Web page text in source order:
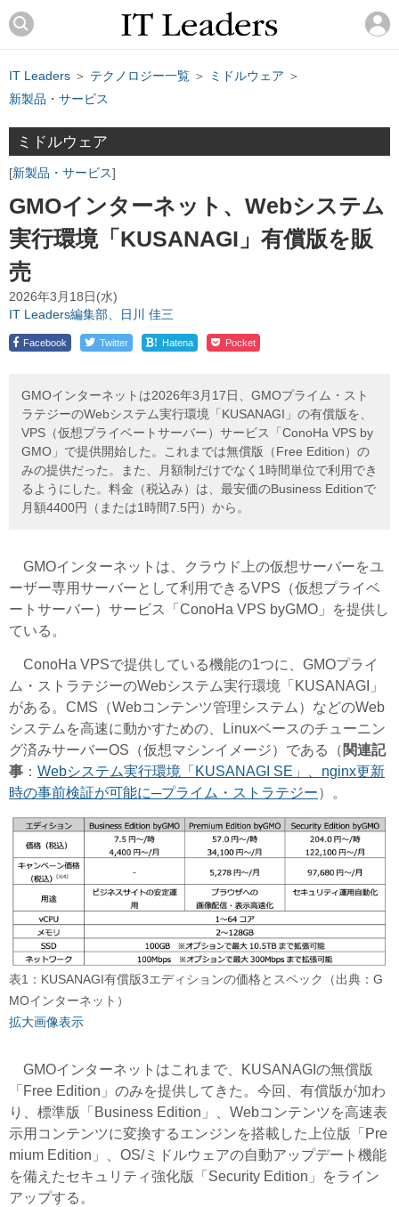
IT Leaders ＞ テクノロジー一覧 ＞ ミドルウェア ＞
新製品・サービス
ミドルウェア
新製品・サービス
GMOインターネット、Webシステム
実行環境「KUSANAGI」有償版を販
売
2026年3月18日(水)
IT Leaders編集部、日川 佳三
Facebook Twitter ! Hatena Pocket
GMOインターネットは2026年3月17日、GMOプライム・スト
ラテジーのWebシステム実行環境「KUSANAGI」の有償版を、
VPS（仮想プライベートサーバー）サービス「ConoHa VPS by
GMO」で提供開始した。これまでは無償版（Free Edition）の
みの提供だった。また、月額制だけでなく1時間単位で利用でき
るようにした。料金（税込み）は、最安価のBusiness Editionで
月額4400円（または1時間7.5円）から。
GMOインターネットは、クラウド上の仮想サーバーをユ
ーザー専用サーバーとして利用できるVPS（仮想プライベ
ートサーバー）サービス「ConoHa VPS byGMO」を提供し
ている。
ConoHa VPSで提供している機能の1つに、GMOプライ
ム・ストラテジーのWebシステム実行環境「KUSANAGI」
がある。CMS（Webコンテンツ管理システム）などのWeb
システムを高速に動かすための、Linuxベースのチューニン
グ済みサーバーOS（仮想マシンイメージ）である（ 関連記
事 ： Webシステム実行環境「KUSANAGI SE」、nginx更新
時の事前検証が可能に─プライム・ストラテジー）。
表1：KUSANAGI有償版3エディションの価格とスペック（出典：G
MOインターネット）
拡大画像表示
GMOインターネットはこれまで、KUSANAGIの無償版
「Free Edition」のみを提供してきた。今回、有償版が加わ
り、標準版「Business Edition」、Webコンテンツを高速表
示用コンテンツに変換するエンジンを搭載した上位版「Pre
mium Edition」、OS/ミドルウェアの自動アップデート機能
を備えたセキュリティ強化版「Security Edition」をライン
アップする。